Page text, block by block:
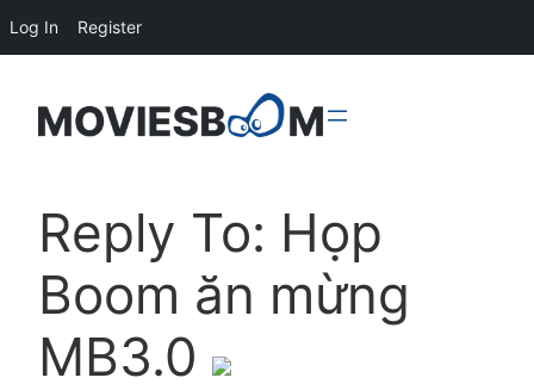
Reply To: Họp
Boom ăn mừng
MB3.0
Log In Register